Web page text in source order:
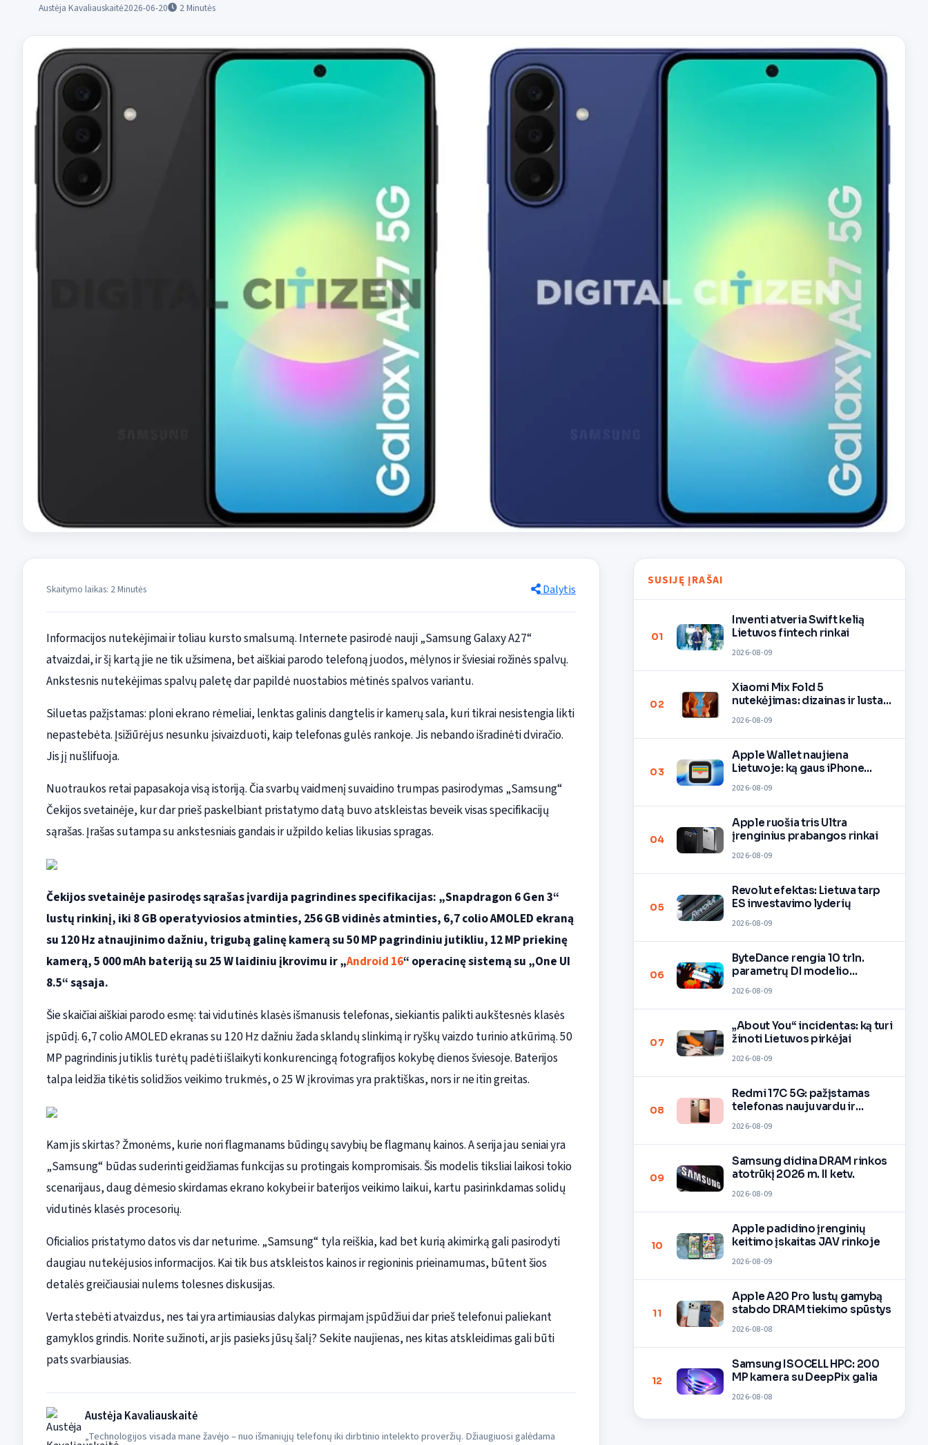
Austėja Kavaliauskaitė2026-06-20 2Minutės
Skaitymo laikas: 2 Minutės Dalytis
Informacijos nutekėjimai ir toliau kursto smalsumą. Internete pasirodė nauji „Samsung Galaxy A27“
atvaizdai, ir šį kartą jie ne tik užsimena, bet aiškiai parodo telefoną juodos, mėlynos ir šviesiai rožinės spalvų.
Ankstesnis nutekėjimas spalvų paletę dar papildė nuostabios mėtinės spalvos variantu.
Siluetas pažįstamas: ploni ekrano rėmeliai, lenktas galinis dangtelis ir kamerų sala, kuri tikrai nesistengia likti
nepastebėta. Įsižiūrėjus nesunku įsivaizduoti, kaip telefonas gulės rankoje. Jis nebando išradinėti dviračio.
Jis jį nušlifuoja.
Nuotraukos retai papasakoja visą istoriją. Čia svarbų vaidmenį suvaidino trumpas pasirodymas „Samsung“
Čekijos svetainėje, kur dar prieš paskelbiant pristatymo datą buvo atskleistas beveik visas specifikacijų
sąrašas. Įrašas sutampa su ankstesniais gandais ir užpildo kelias likusias spragas.
Čekijos svetainėje pasirodęs sąrašas įvardija pagrindines specifikacijas: „Snapdragon 6 Gen 3“
lustų rinkinį, iki 8 GB operatyviosios atminties, 256 GB vidinės atminties, 6,7 colio AMOLED ekraną
su 120 Hz atnaujinimo dažniu, trigubą galinę kamerą su 50 MP pagrindiniu jutikliu, 12 MP priekinę
kamerą, 5 000 mAh bateriją su 25 W laidiniu įkrovimu ir „Android 16“ operacinę sistemą su „One UI
8.5“ sąsaja.
Šie skaičiai aiškiai parodo esmę: tai vidutinės klasės išmanusis telefonas, siekiantis palikti aukštesnės klasės
įspūdį. 6,7 colio AMOLED ekranas su 120 Hz dažniu žada sklandų slinkimą ir ryškų vaizdo turinio atkūrimą. 50
MP pagrindinis jutiklis turėtų padėti išlaikyti konkurencingą fotografijos kokybę dienos šviesoje. Baterijos
talpa leidžia tikėtis solidžios veikimo trukmės, o 25 W įkrovimas yra praktiškas, nors ir ne itin greitas.
Kam jis skirtas? Žmonėms, kurie nori flagmanams būdingų savybių be flagmanų kainos. A serija jau seniai yra
„Samsung“ būdas suderinti geidžiamas funkcijas su protingais kompromisais. Šis modelis tiksliai laikosi tokio
scenarijaus, daug dėmesio skirdamas ekrano kokybei ir baterijos veikimo laikui, kartu pasirinkdamas solidų
vidutinės klasės procesorių.
Oficialios pristatymo datos vis dar neturime. „Samsung“ tyla reiškia, kad bet kurią akimirką gali pasirodyti
daugiau nutekėjusios informacijos. Kai tik bus atskleistos kainos ir regioninis prieinamumas, būtent šios
detalės greičiausiai nulems tolesnes diskusijas.
Verta stebėti atvaizdus, nes tai yra artimiausias dalykas pirmajam įspūdžiui dar prieš telefonui paliekant
gamyklos grindis. Norite sužinoti, ar jis pasieks jūsų šalį? Sekite naujienas, nes kitas atskleidimas gali būti
pats svarbiausias.
Austėja Kavaliauskaitė
„Technologijos visada mane žavėjo – nuo išmaniųjų telefonų iki dirbtinio intelekto proveržių. Džiaugiuosi galėdama
SUSIJĘ ĮRAŠAI
01
Inventi atveria Swift kelią
Lietuvos fintech rinkai
2026-08-09
02
Xiaomi Mix Fold 5
nutekėjimas: dizainas ir lustas
2026-08-09
03
Apple Wallet naujiena
Lietuvoje: ką gaus iPhone
2026-08-09
04
Apple ruošia tris Ultra
įrenginius prabangos rinkai
2026-08-09
05
Revolut efektas: Lietuva tarp
ES investavimo lyderių
2026-08-09
06
ByteDance rengia 10 trln.
parametrų DI modelio
2026-08-09
07
„About You“ incidentas: ką turi
žinoti Lietuvos pirkėjai
2026-08-09
08
Redmi 17C 5G: pažįstamas
telefonas nauju vardu ir
2026-08-09
09
Samsung didina DRAM rinkos
atotrūkį 2026 m. II ketv.
2026-08-09
10
Apple padidino įrenginių
keitimo įskaitas JAV rinkoje
2026-08-09
11
Apple A20 Pro lustų gamybą
stabdo DRAM tiekimo spūstys
2026-08-08
12
Samsung ISOCELL HPC: 200
MP kamera su DeepPix galia
2026-08-08